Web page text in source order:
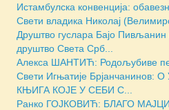
Истамбулска конвенција:
Свети владика Николај
Друштво гуслара Бајо
друштво Света Срб...
Алекса ШАНТИЋ: Родољубиве
Свети Игњатиjе
КЊИГА КОЈЕ У СЕБИ С...
Ранко ГОЈКОВИЋ: БЛАГО